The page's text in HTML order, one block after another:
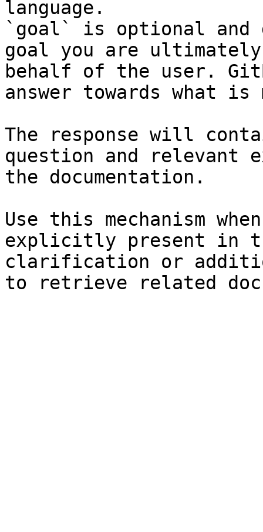
language.
`goal` is optional and
goal you are
behalf of the user.
answer towards what
The response will
question and relevant
the documentation.
Use this mechanism
explicitly present in
clarification or